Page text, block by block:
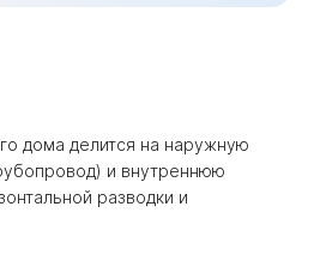
дома делится на наружную
и внутреннюю
разводки и